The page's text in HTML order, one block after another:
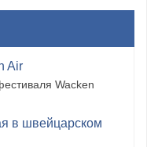
Air
Wacken
в швейцарском